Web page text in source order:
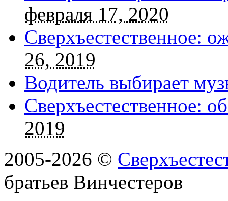
февраля 17, 2020
Сверхъестественное:
26, 2019
Водитель выбирает
Сверхъестественное:
2019
2005-2026 ©
братьев Винчестеров